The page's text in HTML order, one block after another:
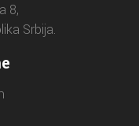
8,
Srbija.